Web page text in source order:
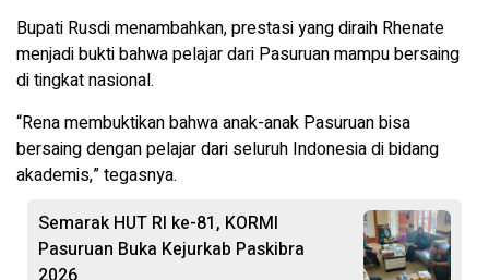
Bupati Rusdi menambahkan, prestasi yang diraih Rhenate
menjadi bukti bahwa pelajar dari Pasuruan mampu bersaing
di tingkat nasional.
“Rena membuktikan bahwa anak-anak Pasuruan bisa
bersaing dengan pelajar dari seluruh Indonesia di bidang
akademis,” tegasnya.
Semarak HUT RI ke-81, KORMI
Pasuruan Buka Kejurkab Paskibra